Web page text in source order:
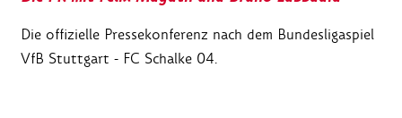
Die offizielle Pressekonferenz nach dem Bundesligaspiel
VfB Stuttgart - FC Schalke 04.